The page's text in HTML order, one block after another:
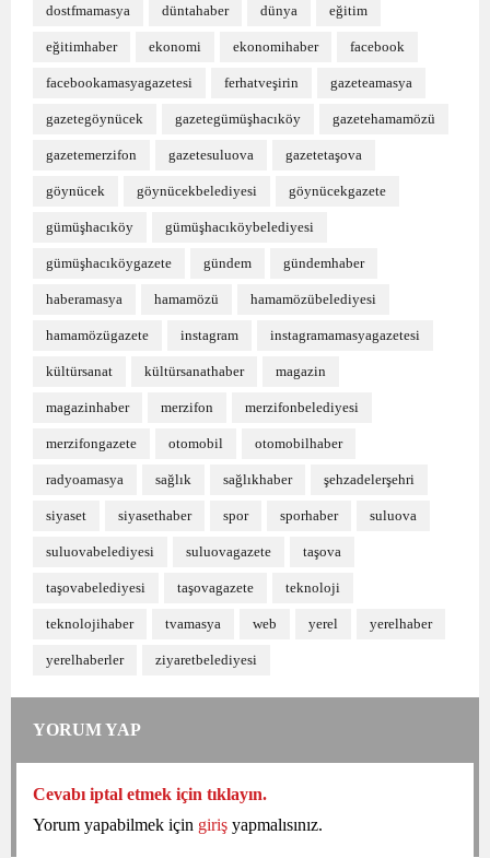
dostfmamasya düntahaber dünya eğitim
eğitimhaber ekonomi ekonomihaber facebook
facebookamasyagazetesi ferhatveşirin gazeteamasya
gazetegöynücek gazetegümüşhacıköy gazetehamamözü
gazetemerzifon gazetesuluova gazetetaşova
göynücek göynücekbelediyesi göynücekgazete
gümüşhacıköy gümüşhacıköybelediyesi
gümüşhacıköygazete gündem gündemhaber
haberamasya hamamözü hamamözübelediyesi
hamamözügazete instagram instagramamasyagazetesi
kültürsanat kültürsanathaber magazin
magazinhaber merzifon merzifonbelediyesi
merzifongazete otomobil otomobilhaber
radyoamasya sağlık sağlıkhaber şehzadelerşehri
siyaset siyasethaber spor sporhaber suluova
suluovabelediyesi suluovagazete taşova
taşovabelediyesi taşovagazete teknoloji
teknolojihaber tvamasya web yerel yerelhaber
yerelhaberler ziyaretbelediyesi
YORUM YAP
Cevabı iptal etmek için tıklayın.
Yorum yapabilmek için giriş yapmalısınız.